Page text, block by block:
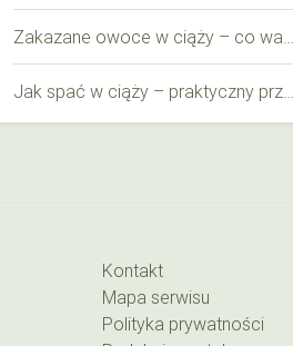
Kontakt
Mapa serwisu
Polityka prywatności